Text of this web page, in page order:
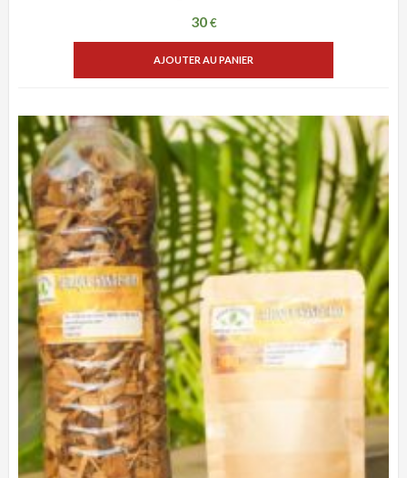
30€
AJOUTER AU PANIER